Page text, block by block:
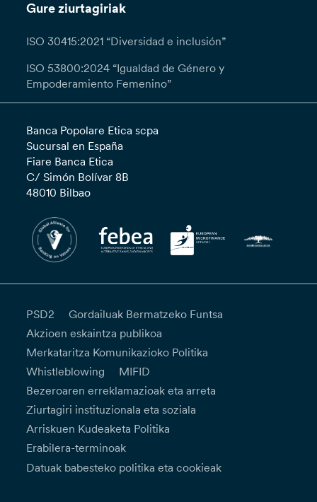
Gure ziurtagiriak
ISO 30415:2021 “Diversidad e inclusión”
ISO 53800:2024 “Igualdad de Género y
Empoderamiento Femenino”
Banca Popolare Etica scpa
Sucursal en España
Fiare Banca Etica
C/ Simón Bolívar 8B
48010 Bilbao
PSD2
Gordailuak Bermatzeko Funtsa
Akzioen eskaintza publikoa
Merkataritza Komunikazioko Politika
Whistleblowing
MIFID
Bezeroaren erreklamazioak eta arreta
Ziurtagiri instituzionala eta soziala
Arriskuen Kudeaketa Politika
Erabilera-terminoak
Datuak babesteko politika eta cookieak